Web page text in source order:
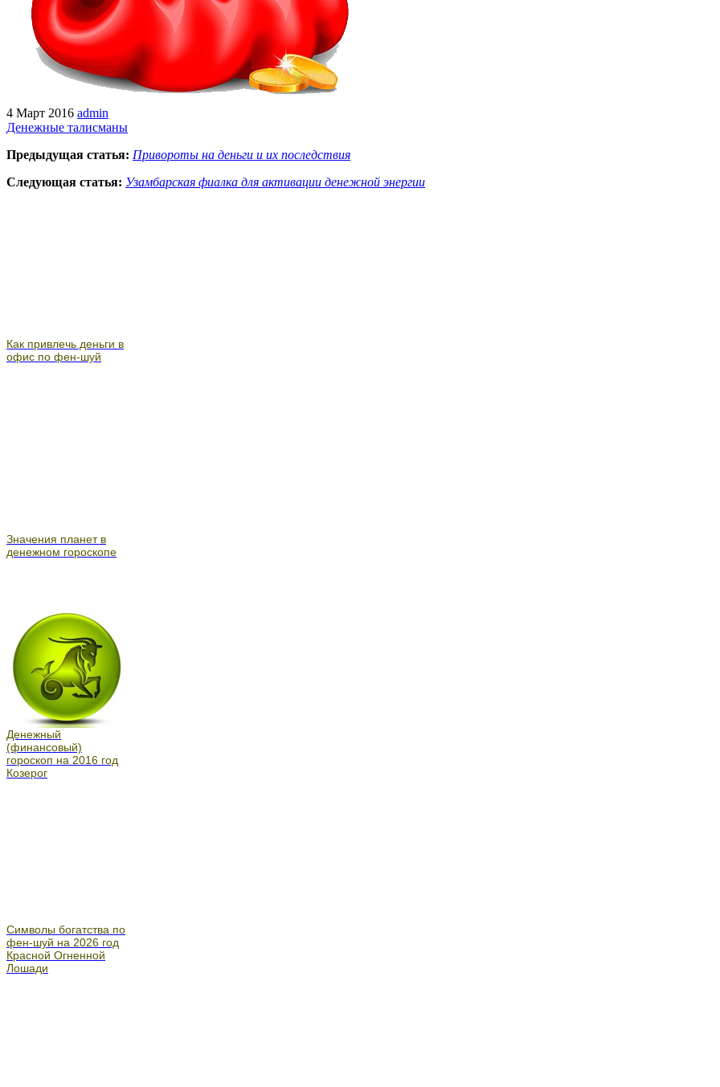
4 Март 2016 admin
Денежные талисманы
Предыдущая статья: Привороты на деньги и их последствия
Следующая статья: Узамбарская фиалка для активации денежной энергии
Как привлечь деньги в
офис по фен-шуй
Значения планет в
денежном гороскопе
Денежный
(финансовый)
гороскоп на 2016 год
Козерог
Символы богатства по
фен-шуй на 2026 год
Красной Огненной
Лошади